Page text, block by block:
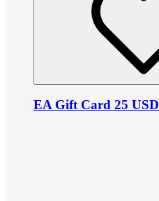
EA Gift Card 25 USD